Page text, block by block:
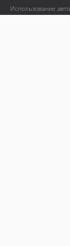
Использование